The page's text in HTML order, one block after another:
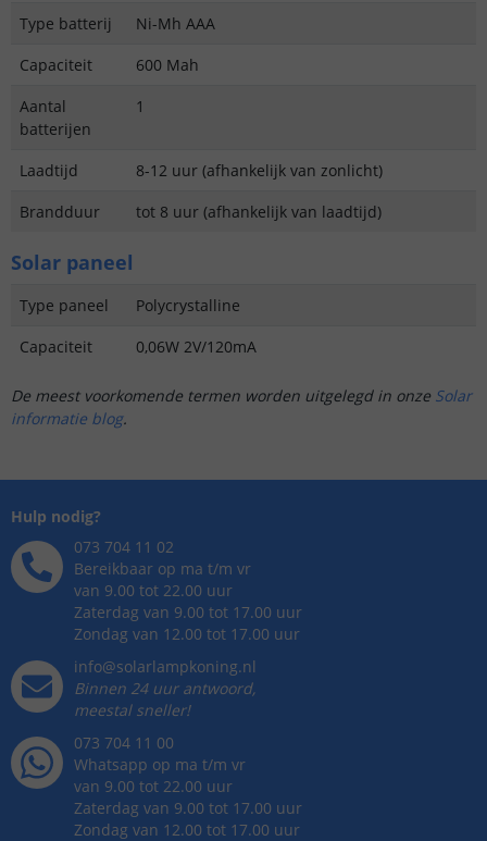
Type batterij
Ni-Mh AAA
Capaciteit
600 Mah
Aantal
batterijen
1
Laadtijd
8-12 uur (afhankelijk van zonlicht)
Brandduur
tot 8 uur (afhankelijk van laadtijd)
Solar paneel
Type paneel
Polycrystalline
Capaciteit
0,06W 2V/120mA
De meest voorkomende termen worden uitgelegd in onze Solar
informatie blog.
Hulp nodig?
073 704 11 02
Bereikbaar op ma t/m vr
van 9.00 tot 22.00 uur
Zaterdag van 9.00 tot 17.00 uur
Zondag van 12.00 tot 17.00 uur
info@solarlampkoning.nl
Binnen 24 uur antwoord,
meestal sneller!
073 704 11 00
Whatsapp op ma t/m vr
van 9.00 tot 22.00 uur
Zaterdag van 9.00 tot 17.00 uur
Zondag van 12.00 tot 17.00 uur